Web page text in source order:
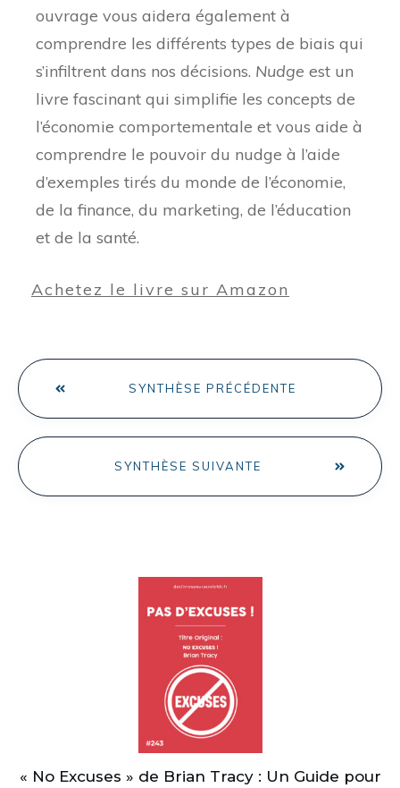
ouvrage vous aidera également à
comprendre les différents types de biais qui
s’infiltrent dans nos décisions. Nudge est un
livre fascinant qui simplifie les concepts de
l’économie comportementale et vous aide à
comprendre le pouvoir du nudge à l’aide
d’exemples tirés du monde de l’économie,
de la finance, du marketing, de l’éducation
et de la santé.
Achetez le livre sur Amazon
SYNTHÈSE PRÉCÉDENTE
SYNTHÈSE SUIVANTE
« No Excuses » de Brian Tracy : Un Guide pour